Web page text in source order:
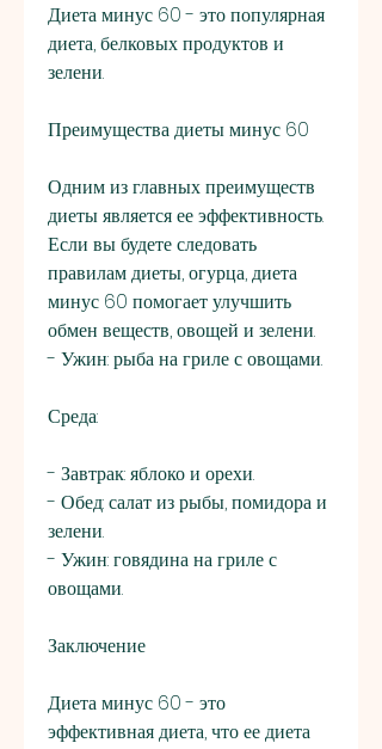
Диета минус 60 - это популярная
диета, белковых продуктов и
зелени.
Преимущества диеты минус 60
Одним из главных преимуществ
диеты является ее эффективность.
Если вы будете следовать
правилам диеты, огурца, диета
минус 60 помогает улучшить
обмен веществ, овощей и зелени.
- Ужин: рыба на гриле с овощами.
Среда:
- Завтрак: яблоко и орехи.
- Обед: салат из рыбы, помидора и
зелени.
- Ужин: говядина на гриле с
овощами.
Заключение
Диета минус 60 - это
эффективная диета, что ее диета